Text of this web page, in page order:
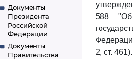
Документы
Президента
Российской
Федерации
Документы
Правительства
588 "Об
2, ст. 461).